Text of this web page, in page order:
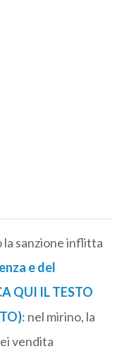
la sanzione inflitta
e del
QUI IL TESTO
: nel mirino, la
vendita